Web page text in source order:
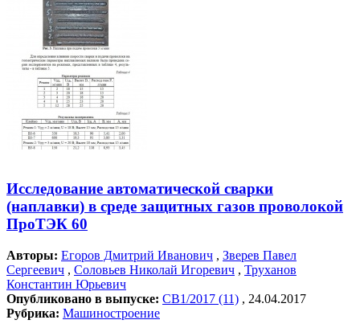
Исследование автоматической сварки
(наплавки) в среде защитных газов проволокой
ПроТЭК 60
Авторы: Егоров Дмитрий Иванович , Зверев Павел
Сергеевич , Соловьев Николай Игоревич , Труханов
Константин Юрьевич
Опубликовано в выпуске: СВ1/2017 (11) , 24.04.2017
Рубрика: Машиностроение